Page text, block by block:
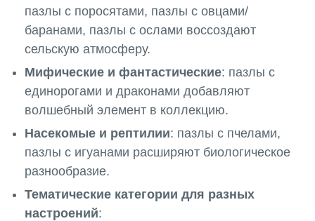
пазлы с поросятами, пазлы с овцами/
баранами, пазлы с ослами воссоздают
сельскую атмосферу.
Мифические и фантастические: пазлы с
единорогами и драконами добавляют
волшебный элемент в коллекцию.
Насекомые и рептилии: пазлы с пчелами,
пазлы с игуанами расширяют биологическое
разнообразие.
Тематические категории для разных
настроений: